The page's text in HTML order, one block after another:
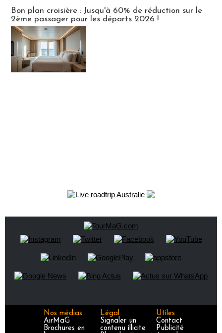
Bon plan croisière : Jusqu'à 60% de réduction sur le
2ème passager pour les départs 2026 !
Nos médias
AirMaG
Brochures en
Légal
Signaler un
contenu illicite
Utiles
Contact
Publicité